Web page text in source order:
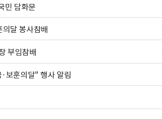
훈의 달" 대국민 담화문
달 봉사참배
부임참배
보훈의달" 행사 알림